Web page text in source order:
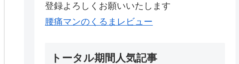
登録よろしくお願いいたします
腰痛マンのくるまレビュー
トータル期間人気記事